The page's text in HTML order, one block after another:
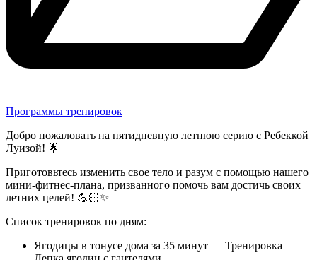
Программы тренировок
Добро пожаловать на пятидневную летнюю серию с Ребеккой
Луизой! 🌟
Приготовьтесь изменить свое тело и разум с помощью нашего
мини-фитнес-плана, призванного помочь вам достичь своих
летних целей! 💪🏻✨
Список тренировок по дням:
Ягодицы в тонусе дома за 35 минут — Тренировка